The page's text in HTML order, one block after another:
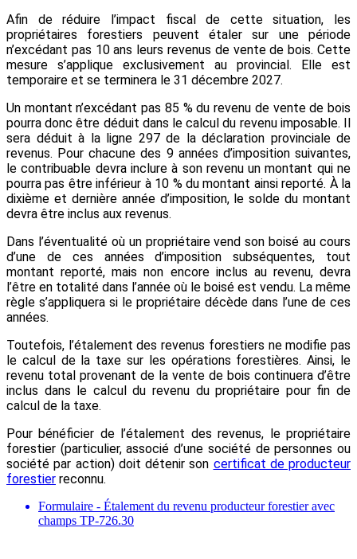
Afin de réduire l’impact fiscal de cette situation, les
propriétaires forestiers peuvent étaler sur une période
n’excédant pas 10 ans leurs revenus de vente de bois. Cette
mesure s’applique exclusivement au provincial. Elle est
temporaire et se terminera le 31 décembre 2027.
Un montant n’excédant pas 85 % du revenu de vente de bois
pourra donc être déduit dans le calcul du revenu imposable. Il
sera déduit à la ligne 297 de la déclaration provinciale de
revenus. Pour chacune des 9 années d’imposition suivantes,
le contribuable devra inclure à son revenu un montant qui ne
pourra pas être inférieur à 10 % du montant ainsi reporté. À la
dixième et dernière année d’imposition, le solde du montant
devra être inclus aux revenus.
Dans l’éventualité où un propriétaire vend son boisé au cours
d’une de ces années d’imposition subséquentes, tout
montant reporté, mais non encore inclus au revenu, devra
l’être en totalité dans l’année où le boisé est vendu. La même
règle s’appliquera si le propriétaire décède dans l’une de ces
années.
Toutefois, l’étalement des revenus forestiers ne modifie pas
le calcul de la taxe sur les opérations forestières. Ainsi, le
revenu total provenant de la vente de bois continuera d’être
inclus dans le calcul du revenu du propriétaire pour fin de
calcul de la taxe.
Pour bénéficier de l’étalement des revenus, le propriétaire
forestier (particulier, associé d’une société de personnes ou
société par action) doit détenir son certificat de producteur
forestier reconnu.
Formulaire - Étalement du revenu producteur forestier avec
champs TP-726.30